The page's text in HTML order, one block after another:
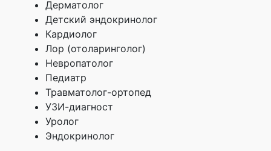
Дерматолог
Детский эндокринолог
Кардиолог
Лор (отоларинголог)
Невропатолог
Педиатр
Травматолог-ортопед
УЗИ-диагност
Уролог
Эндокринолог